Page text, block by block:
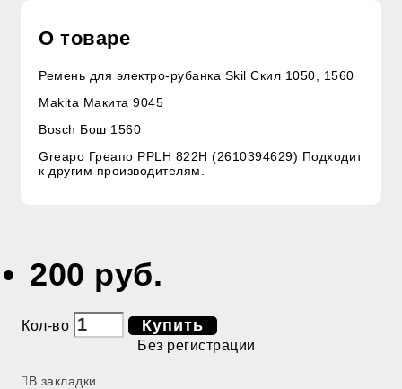
О товаре
Ремень для электро-рубанка Skil Скил 1050, 1560
Makita Макита 9045
Bosch Бош 1560
Greapo Греапо PPLH 822H (2610394629) Подходит
к другим производителям.
200 руб.
Кол-во Купить
Без регистрации
В закладки